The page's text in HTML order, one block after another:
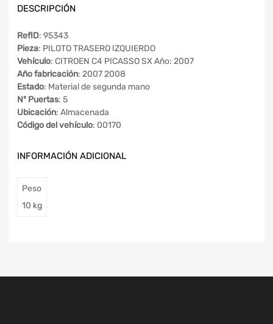
DESCRIPCIÓN
RefID: 95343
Pieza: PILOTO TRASERO IZQUIERDO
Vehículo: CITROEN C4 PICASSO SX Año: 2007
Año fabricación: 2007 2008
Estado: Material de segunda mano
Nº Puertas: 5
Ubicación: Almacenada
Código del vehículo: 00170
INFORMACIÓN ADICIONAL
Peso
10 kg